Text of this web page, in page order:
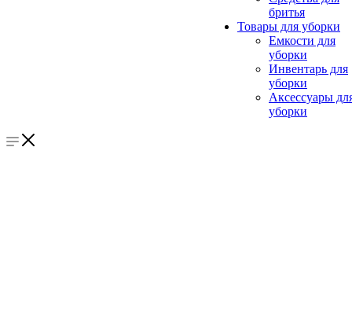
бритья
Товары для уборки
Емкости для
уборки
Инвентарь для
уборки
Аксессуары
уборки